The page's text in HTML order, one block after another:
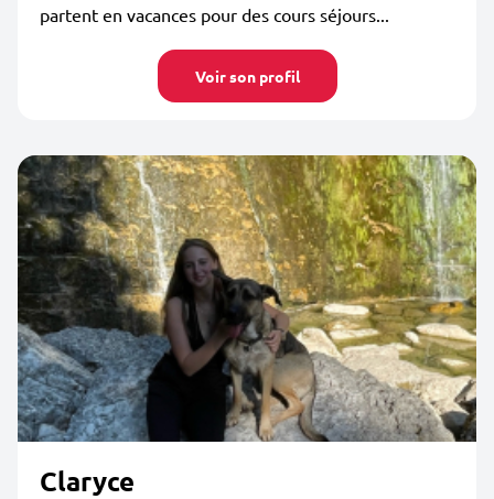
partent en vacances pour des cours séjours...
Voir son profil
Claryce